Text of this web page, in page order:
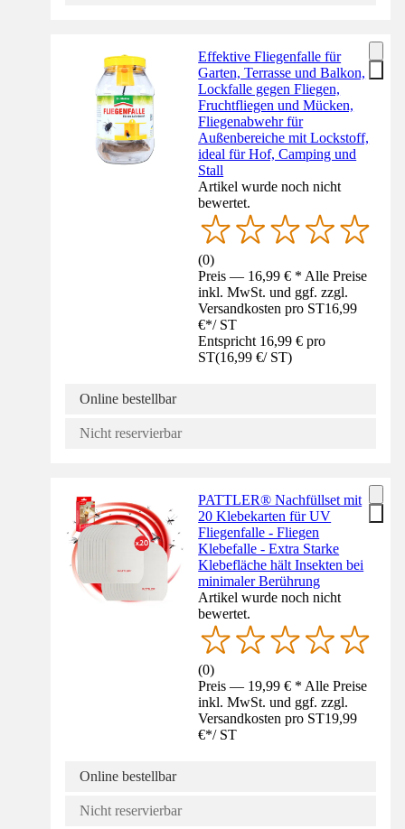
Effektive Fliegenfalle für
Garten, Terrasse und Balkon,
Lockfalle gegen Fliegen,
Fruchtfliegen und Mücken,
Fliegenabwehr für
Außenbereiche mit Lockstoff,
ideal für Hof, Camping und
Stall
Artikel wurde noch nicht
bewertet.
(0)
Preis — 16,99 € * Alle Preise
inkl. MwSt. und ggf. zzgl.
Versandkosten pro ST16,99
€*/ ST
Entspricht 16,99 € pro
ST(16,99 €/ ST)
Online bestellbar
Nicht reservierbar
PATTLER® Nachfüllset mit
20 Klebekarten für UV
Fliegenfalle - Fliegen
Klebefalle - Extra Starke
Klebefläche hält Insekten bei
minimaler Berührung
Artikel wurde noch nicht
bewertet.
(0)
Preis — 19,99 € * Alle Preise
inkl. MwSt. und ggf. zzgl.
Versandkosten pro ST19,99
€*/ ST
Online bestellbar
Nicht reservierbar